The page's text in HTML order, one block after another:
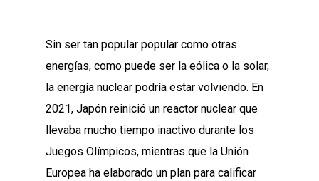
Sin ser tan popular popular como otras
energías, como puede ser la eólica o la solar,
la energía nuclear podría estar volviendo. En
2021, Japón reinició un reactor nuclear que
llevaba mucho tiempo inactivo durante los
Juegos Olímpicos, mientras que la Unión
Europea ha elaborado un plan para calificar